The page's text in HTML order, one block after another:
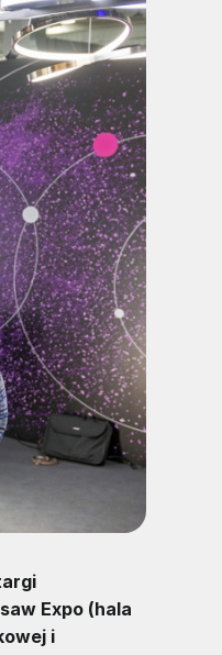
Expo (hala
i